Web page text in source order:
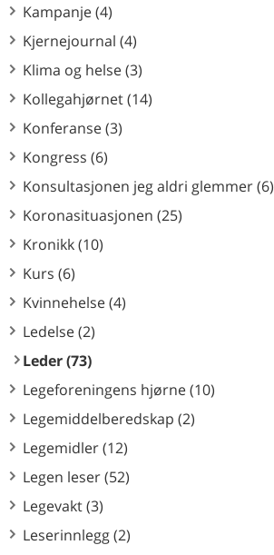
Kampanje (4)
Kjernejournal (4)
Klima og helse (3)
Kollegahjørnet (14)
Konferanse (3)
Kongress (6)
Konsultasjonen jeg aldri glemmer (6)
Koronasituasjonen (25)
Kronikk (10)
Kurs (6)
Kvinnehelse (4)
Ledelse (2)
Leder (73)
Legeforeningens hjørne (10)
Legemiddelberedskap (2)
Legemidler (12)
Legen leser (52)
Legevakt (3)
Leserinnlegg (2)